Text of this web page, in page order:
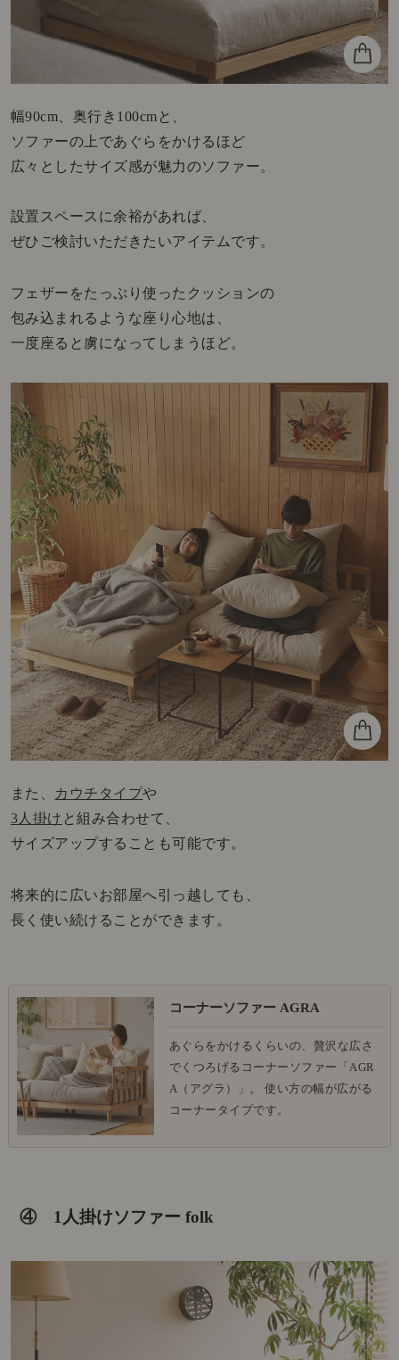
幅90cm、奥行き100cmと、
ソファーの上であぐらをかけるほど
広々としたサイズ感が魅力のソファー。
設置スペースに余裕があれば、
ぜひご検討いただきたいアイテムです。
フェザーをたっぷり使ったクッションの
包み込まれるような座り心地は、
一度座ると虜になってしまうほど。
また、 カウチタイプや
3人掛け と組み合わせて、
サイズアップすることも可能です。
将来的に広いお部屋へ引っ越しても、
長く使い続けることができます。
コーナーソファー AGRA
あぐらをかけるくらいの、贅沢な広さ
でくつろげるコーナーソファー「AGR
A（アグラ）」。 使い方の幅が広がる
コーナータイプです。
④ 1人掛けソファー folk